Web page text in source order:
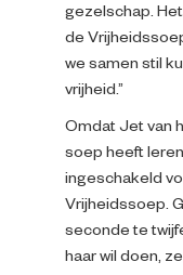
gezelschap.
de
we samen stil
vrijheid.”
Omdat Jet van
soep heeft
ingeschakeld
Vrijheidssoep.
seconde te
haar wil doen,